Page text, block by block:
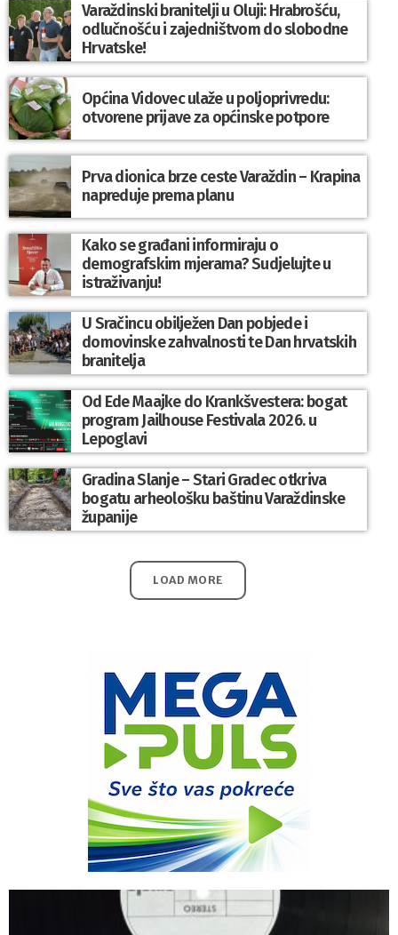
Varaždinski branitelji u Oluji: Hrabrošću,
odlučnošću i zajedništvom do slobodne
Hrvatske!
Općina Vidovec ulaže u poljoprivredu:
otvorene prijave za općinske potpore
Prva dionica brze ceste Varaždin – Krapina
napreduje prema planu
Kako se građani informiraju o
demografskim mjerama? Sudjelujte u
istraživanju!
U Sračincu obilježen Dan pobjede i
domovinske zahvalnosti te Dan hrvatskih
branitelja
Od Ede Maajke do Krankšvestera: bogat
program Jailhouse Festivala 2026. u
Lepoglavi
Gradina Slanje – Stari Gradec otkriva
bogatu arheološku baštinu Varaždinske
županije
LOAD MORE